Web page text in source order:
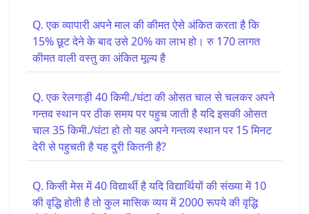
Q. एक व्यापारी अपने माल की कीमत ऐसे अंकित करता है कि
15% छूट देने के बाद उसे 20% का लाभ हो। रु 170 लागत
कीमत वाली वस्तु का अंकित मूल्य है
Q. एक रेलगाड़ी 40 किमी./घंटा की ओसत चाल से चलकर अपने
गन्तव स्थान पर ठीक समय पर पहुच जाती है यदि इसकी ओसत
चाल 35 किमी./घंटा हो तो यह अपने गन्तव्य स्थान पर 15 मिनट
देरी से पहुचती है यह दुरी कितनी है?
Q. किसी मेस में 40 विद्यार्थी है यदि विद्यार्थियों की संख्या में 10
की वृद्धि होती है तो कुल मासिक व्यय में 2000 रूपये की वृद्धि